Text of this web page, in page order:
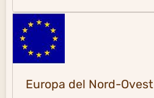
Europa del Nord-Ovest